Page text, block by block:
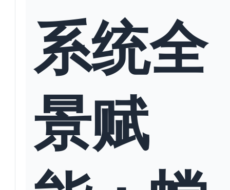
系统全
景赋